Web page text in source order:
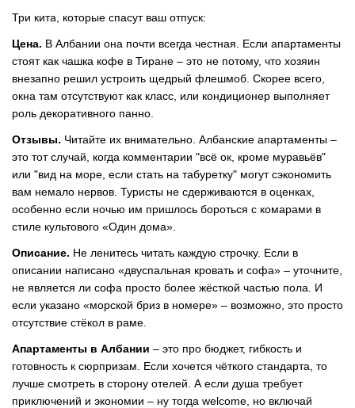
Три кита, которые спасут ваш отпуск:
Цена. В Албании она почти всегда честная. Если апартаменты
стоят как чашка кофе в Тиране – это не потому, что хозяин
внезапно решил устроить щедрый флешмоб. Скорее всего,
окна там отсутствуют как класс, или кондиционер выполняет
роль декоративного панно.
Отзывы. Читайте их внимательно. Албанские апартаменты –
это тот случай, когда комментарии "всё ок, кроме муравьёв"
или "вид на море, если стать на табуретку" могут сэкономить
вам немало нервов. Туристы не сдерживаются в оценках,
особенно если ночью им пришлось бороться с комарами в
стиле культового «Один дома».
Описание. Не ленитесь читать каждую строчку. Если в
описании написано «двуспальная кровать и софа» – уточните,
не является ли софа просто более жёсткой частью пола. И
если указано «морской бриз в номере» – возможно, это просто
отсутствие стёкол в раме.
Апартаменты в Албании – это про бюджет, гибкость и
готовность к сюрпризам. Если хочется чёткого стандарта, то
лучше смотреть в сторону отелей. А если душа требует
приключений и экономии – ну тогда welcome, но включай